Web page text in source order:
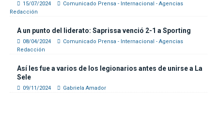
15/07/2024
Comunicado Prensa - Internacional - Agencias
Redacción
A un punto del liderato: Saprissa venció 2-1 a Sporting
08/04/2024
Comunicado Prensa - Internacional - Agencias
Redacción
Así les fue a varios de los legionarios antes de unirse a La
Sele
09/11/2024 Gabriela Amador